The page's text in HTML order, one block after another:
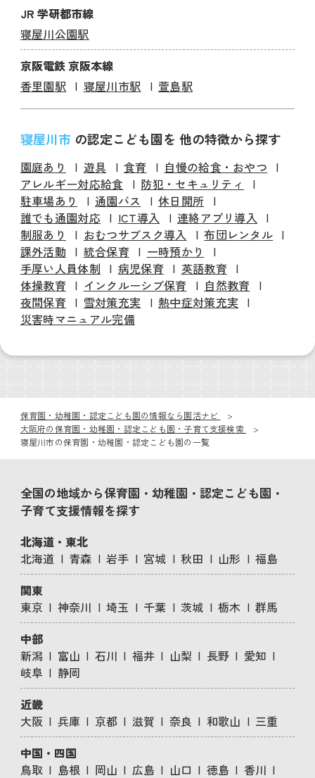
JR 学研都市線
寝屋川公園駅
京阪電鉄 京阪本線
香里園駅
寝屋川市駅 萱島駅
寝屋川市 の認定こども園を 他の特徴から探す
園庭あり 遊具 食育
自慢の給食・おやつ
アレルギー対応給食
防犯・セキュリティ
駐車場あり
通園バス
休日開所
誰でも通園対応
ICT導入
連絡アプリ導入
制服あり
おむつサブスク導入
布団レンタル
課外活動
統合保育
一時預かり
手厚い人員体制
病児保育
英語教育
体操教育
インクルーシブ保育
自然教育
夜間保育
雪対策充実
熱中症対策充実
災害時マニュアル完備
保育園・幼稚園・認定こども園の情報なら園活ナビ
大阪府の保育園・幼稚園・認定こども園・子育て支援検索
寝屋川市の保育園・幼稚園・認定こども園の一覧
全国の地域から保育園・幼稚園・認定こども園・
子育て支援情報を探す
北海道・東北
北海道
青森 岩手 宮城 秋田 山形
福島
関東
東京
神奈川 埼玉 千葉 茨城 栃木
群馬
中部
新潟
富山 石川 福井 山梨 長野
愛知
岐阜
静岡
近畿
大阪
兵庫 京都 滋賀 奈良 和歌山
三重
中国・四国
鳥取
島根 岡山 広島 山口 徳島 香川